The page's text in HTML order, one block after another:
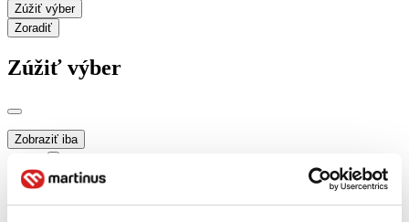
Zúžiť výber
Zoradiť
Zúžiť výber
Zobraziť iba
zľavnené tituly (0 titulov)
Dostupnosť